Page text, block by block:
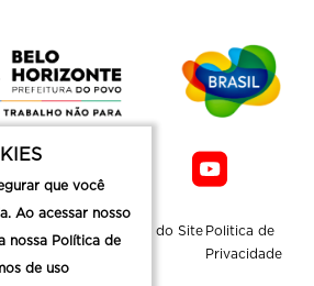
Mapa do Site Politica de
Privacidade
que você
Ao acessar nosso
nossa Política de
de uso